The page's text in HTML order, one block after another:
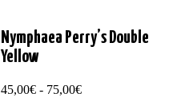
Nymphaea Perry’s Double
Yellow
45,00€ - 75,00€Prijsklasse: